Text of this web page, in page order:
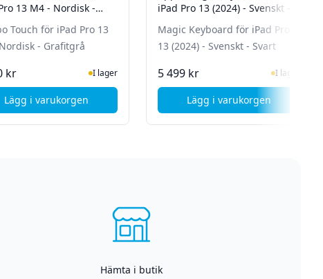
- 4-pack - Vit
13 M4 - Nordisk -
Touch för iPad Pro 13
- Grafitgrå
kr I lager
Lägg i varukorgen, Logitech Combo Touch för iPad Pro 13 M4 - Nordisk -
iPad Pro 13 (2024) - Svenskt -
Magic Keyboard för iPad Pro
13 (2024) - Svenskt - Svart
5 499 kr I lager
Lägg i varukorgen
, Apple Magic
Hämta i butik